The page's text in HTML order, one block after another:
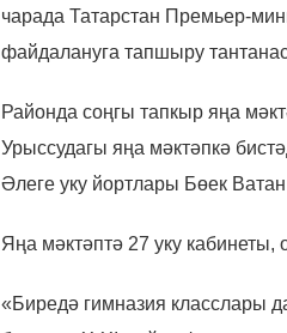
чарада Татарстан Премьер-
файдалануга тапшыру
Районда соңгы тапкыр яңа
Урыссудагы яңа мәктәпкә
Әлеге уку йортлары Бөек
Яңа мәктәптә 27 уку
«Биредә гимназия класслары